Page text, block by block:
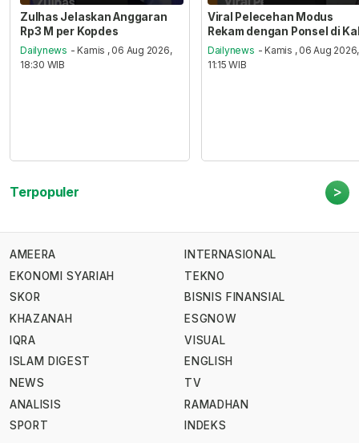
Zulhas Jelaskan Anggaran
Rp3 M per Kopdes
Dailynews - Kamis , 06 Aug 2026,
18:30 WIB
Viral Pelecehan Modus
Rekam dengan Ponsel di
Dailynews - Kamis , 06 Aug 2026,
11:15 WIB
Terpopuler >
AMEERA
EKONOMI SYARIAH
SKOR
KHAZANAH
IQRA
ISLAM DIGEST
NEWS
ANALISIS
SPORT
INTERNASIONAL
TEKNO
BISNIS FINANSIAL
ESGNOW
VISUAL
ENGLISH
TV
RAMADHAN
INDEKS